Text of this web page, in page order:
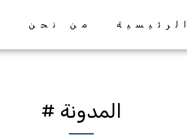
الرئيسية من نحن
المدونة #